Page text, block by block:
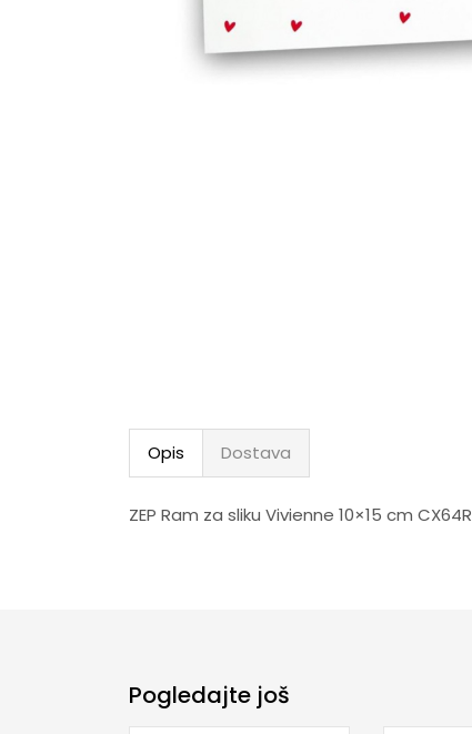
Opis Dostava
ZEP Ram za sliku Vivienne 10×15 cm CX64R
Pogledajte još